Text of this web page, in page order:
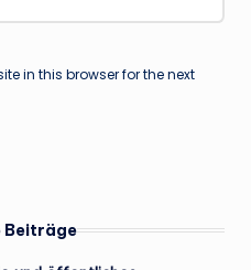
in this browser for the next
Beiträge